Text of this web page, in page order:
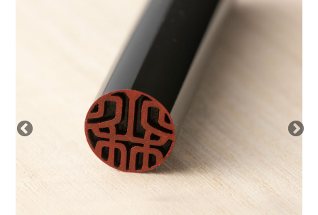
ご印鑑がそのあと押しになれば幸いでございます。